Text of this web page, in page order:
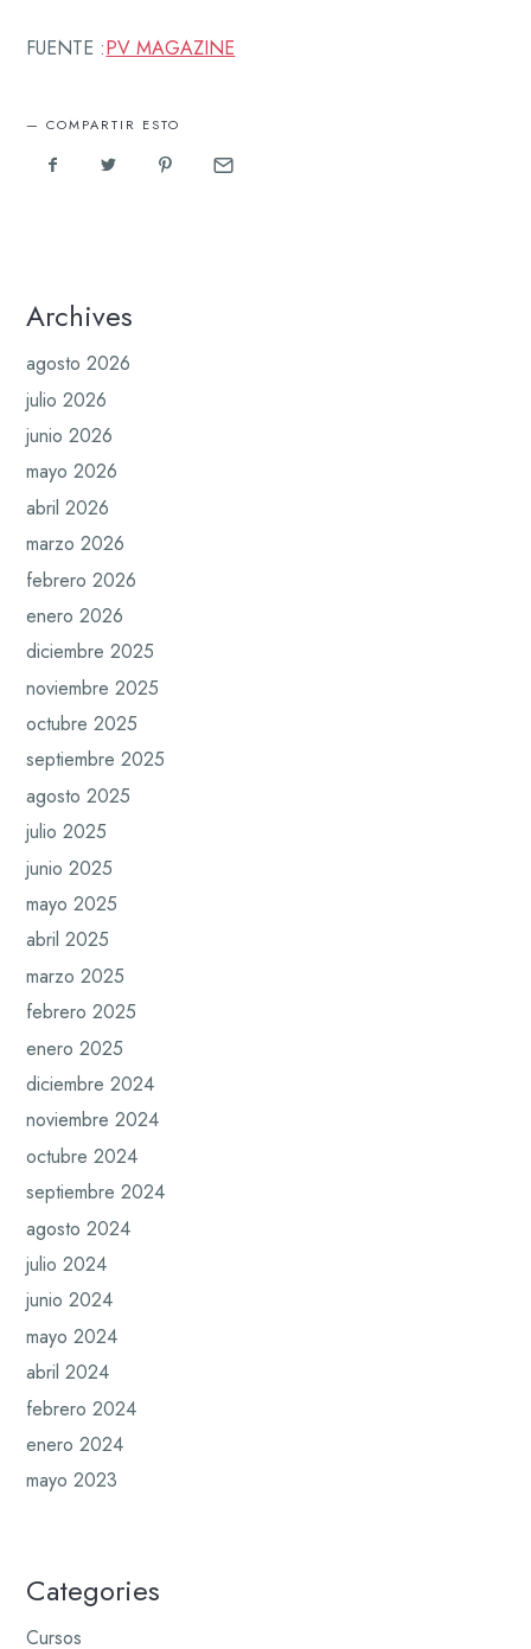
FUENTE :PV MAGAZINE
COMPARTIR ESTO
Archives
agosto 2026
julio 2026
junio 2026
mayo 2026
abril 2026
marzo 2026
febrero 2026
enero 2026
diciembre 2025
noviembre 2025
octubre 2025
septiembre 2025
agosto 2025
julio 2025
junio 2025
mayo 2025
abril 2025
marzo 2025
febrero 2025
enero 2025
diciembre 2024
noviembre 2024
octubre 2024
septiembre 2024
agosto 2024
julio 2024
junio 2024
mayo 2024
abril 2024
febrero 2024
enero 2024
mayo 2023
Categories
Cursos